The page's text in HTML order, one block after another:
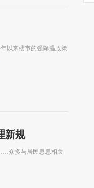
以来楼市的强降温政策
新规
众多与居民息息相关